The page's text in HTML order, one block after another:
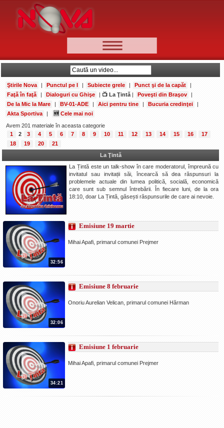
📰 Ştiri
Video
🆕 Cele mai noi
Ştirile Nova TV
Poveşti din Braşov
Punct şi de la capăt
Punctul pe I
BV-01-ADE
Aici pentru tine
La Ţintă
Subiecte grele
Dialoguri cu Ghişe
Bucuria Credinţei
Replica Braşovului
Zona Neutră
Contact
Ştirile Nova | Punctul pe I | Subiecte grele | Punct şi de la capăt
|
Faţă în faţă
| Dialoguri cu Ghişe | 📺 La Ţintă | Poveşti din Braşov
|
De la Mic la Mare
| BV-01-ADE | Aici pentru tine | Bucuria credinţei
|
Akta Sportiva
| 🆕Cele mai noi
Avem 201 materiale în aceasta categorie
1
2 3 4 5 6 7 8 9 10 11 12 13 14 15 16
17
18
19 20
21
La Ţintă
La Țintă este un talk-show în care moderatorul, împreună cu
invitatul sau invitații săi, încearcă să dea răspunsuri la
problemele actuale din lumea politică, socială, economică
care sunt sub semnul întrebării. În fiecare luni, de la ora
18:10, doar La Țintă, găsești răspunsurile de care ai nevoie.
32:56
Emisiune 19 martie
Mihai Apafi, primarul comunei Prejmer
32:06
Emisiune 8 februarie
Onoriu Aurelian Velican, primarul comunei Hărman
34:21
Emisiune 1 februarie
Mihai Apafi, primarul comunei Prejmer